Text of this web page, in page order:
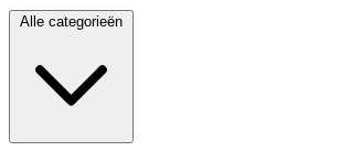
Alle categorieën